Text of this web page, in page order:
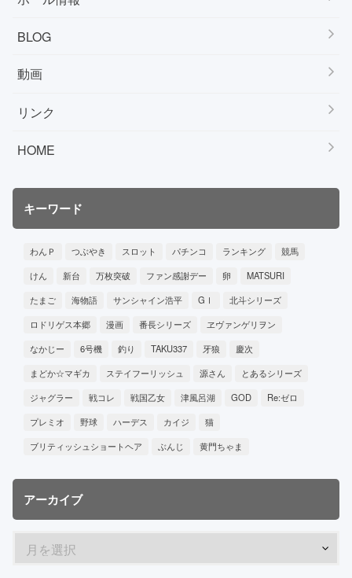
BLOG
動画
リンク
HOME
キーワード
わんＰ つぶやき スロット パチンコ ランキング
競馬
けん
新台 万枚突破 ファン感謝デー 卵
MATSURI
たまご
海物語 サンシャイン浩平 GⅠ
北斗シリーズ
ロドリゲス本郷
漫画 番長シリーズ
ヱヴァンゲリヲン
なかじー
6号機 釣り TAKU337 牙狼
慶次
まどか☆マギカ
ステイフーリッシュ 源さん
とあるシリーズ
ジャグラー
戦コレ 戦国乙女 津風呂湖 GOD
Re:ゼロ
プレミオ
野球 ハーデス カイジ
猫
ブリティッシュショートヘア
ぶんじ 黄門ちゃま
アーカイブ